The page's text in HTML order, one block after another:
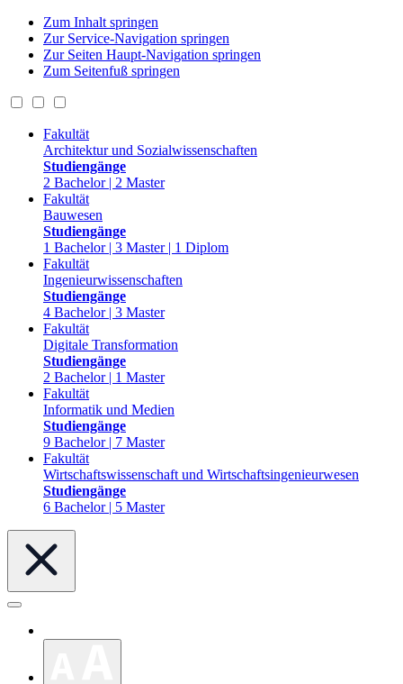
Zum Inhalt springen
Zur Service-Navigation springen
Zur Seiten Haupt-Navigation springen
Zum Seitenfuß springen
Fakultät
Architektur und Sozialwissenschaften
Studiengänge
2 Bachelor | 2 Master
Fakultät
Bauwesen
Studiengänge
1 Bachelor | 3 Master | 1 Diplom
Fakultät
Ingenieurwissenschaften
Studiengänge
4 Bachelor | 3 Master
Fakultät
Digitale Transformation
Studiengänge
2 Bachelor | 1 Master
Fakultät
Informatik und Medien
Studiengänge
9 Bachelor | 7 Master
Fakultät
Wirtschaftswissenschaft und Wirtschaftsingenieurwesen
Studiengänge
6 Bachelor | 5 Master